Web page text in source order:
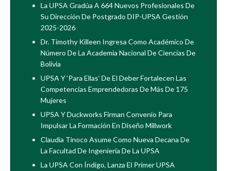
La UPSA Gradúa A 664 Nuevos Profesionales De
Su Dirección De Postgrado DIP-UPSA Gestión
2025-2026
Dr. Timothy Killeen Ingresa Como Académico De
Número De La Academia Nacional De Ciencias De
Bolivia
UPSA Y ‘Para Ellas’ De El Deber Fortalecen Las
Competencias Emprendedoras De Más De 175
Mujeres
UPSA Y Duckworks Firman Convenio Para
Impulsar La Formación En Diseño Millwork
Claudia Tinoco Asume Como Nueva Decana De
La Facultad De Ingeniería De La UPSA
La UPSA Con Índigo, Lanza El Primer UPSA